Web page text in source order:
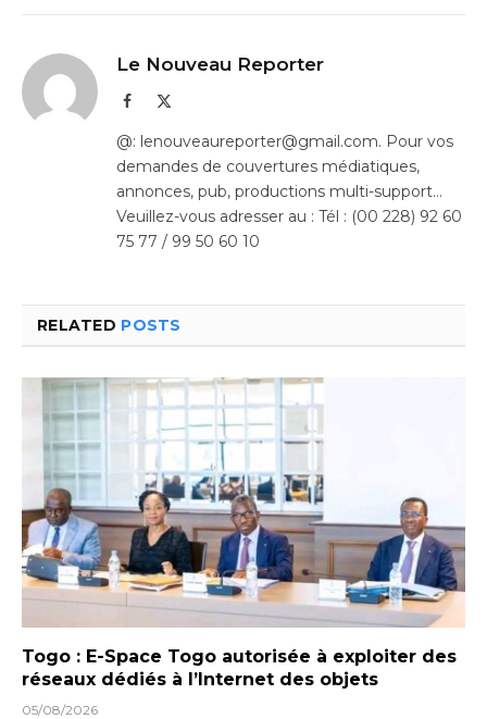
Le Nouveau Reporter
Facebook
@: lenouveaureporter@gmail.com. Pour vos
demandes de couvertures médiatiques,
annonces, pub, productions multi-support…
Veuillez-vous adresser au : Tél : (00 228) 92 60
75 77 / 99 50 60 10
RELATED POSTS
Togo : E-Space Togo autorisée à exploiter des
réseaux dédiés à l’Internet des objets
05/08/2026